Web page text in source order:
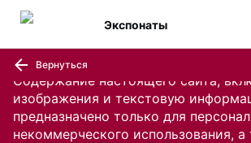
Содержание настоящего сайта,
изображения и текстовую
предназначено только для
некоммерческого использования, а
Экспонаты
Вернуться